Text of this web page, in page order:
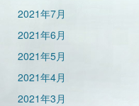
2021年7月
2021年6月
2021年5月
2021年4月
2021年3月